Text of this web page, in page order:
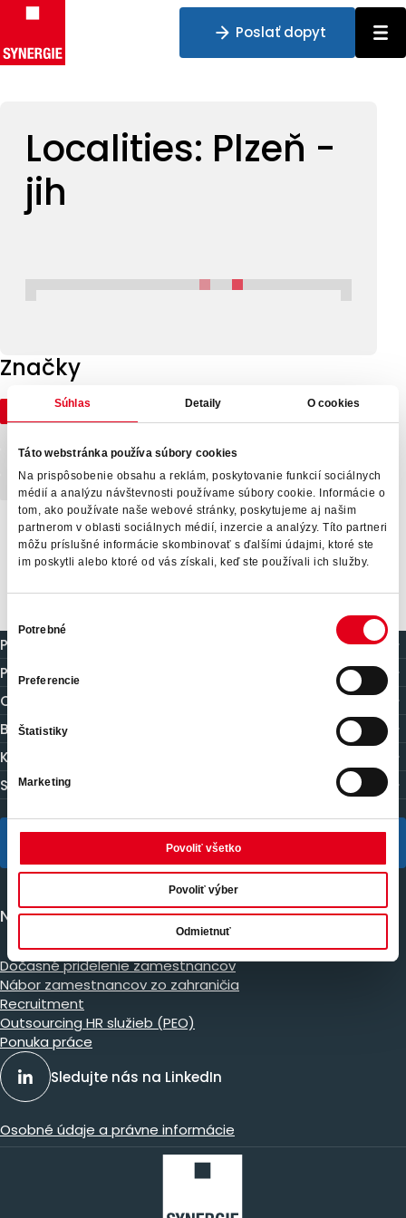
Súhlas Detaily O cookies
Táto webstránka používa súbory cookies
Na prispôsobenie obsahu a reklám, poskytovanie funkcií sociálnych
médií a analýzu návštevnosti používame súbory cookie. Informácie o
tom, ako používate naše webové stránky, poskytujeme aj našim
partnerom v oblasti sociálnych médií, inzercie a analýzy. Títo partneri
môžu príslušné informácie skombinovať s ďalšími údajmi, ktoré ste
im poskytli alebo ktoré od vás získali, keď ste používali ich služby.
súhlasu
Potrebné
Preferencie
Štatistiky
Marketing
Povoliť všetko
Povoliť výber
Odmietnuť
Poslať dopyt
Localities: Plzeň -
jih
Značky
Zobraziť všetko Prípadová štúdia Novinky
Aktuality
Zahraniční zamestnanci
Direct Search
Recruitment
Dočasné pridelenie
Pre spoločnosti
Pre kandidátov
O nás
Blog
Kontakt
S&you
SYNERGIE group
Naše služby
Dočasné pridelenie zamestnancov
Nábor zamestnancov zo zahraničia
Recruitment
Outsourcing HR služieb (PEO)
Ponuka práce
Sledujte nás na LinkedIn
Osobné údaje a právne informácie